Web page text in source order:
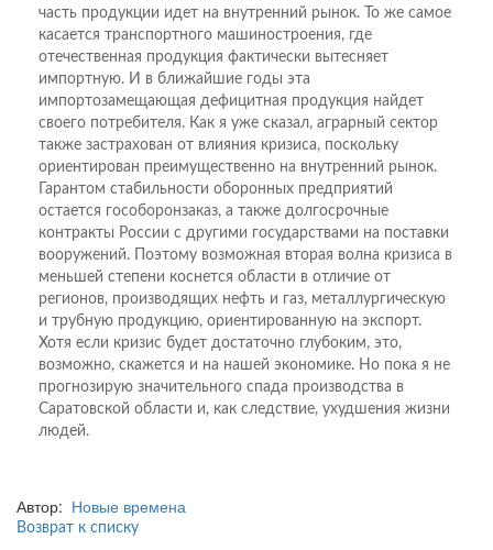
часть продукции идет на внутренний рынок. То же самое
касается транспортного машиностроения, где
отечественная продукция фактически вытесняет
импортную. И в ближайшие годы эта
импортозамещающая дефицитная продукция найдет
своего потребителя. Как я уже сказал, аграрный сектор
также застрахован от влияния кризиса, поскольку
ориентирован преимущественно на внутренний рынок.
Гарантом стабильности оборонных предприятий
остается гособоронзаказ, а также долгосрочные
контракты России с другими государствами на поставки
вооружений. Поэтому возможная вторая волна кризиса в
меньшей степени коснется области в отличие от
регионов, производящих нефть и газ, металлургическую
и трубную продукцию, ориентированную на экспорт.
Хотя если кризис будет достаточно глубоким, это,
возможно, скажется и на нашей экономике. Но пока я не
прогнозирую значительного спада производства в
Саратовской области и, как следствие, ухудшения жизни
людей.
Автор: Новые времена
Возврат к списку